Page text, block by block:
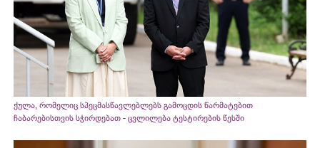
ქულა, რომელიც სპეცმასწავლებლებს გამოცდის წარმატებით
ჩაბარებისთვის სჭირდებათ - ცვლილება ტესტირების წესში